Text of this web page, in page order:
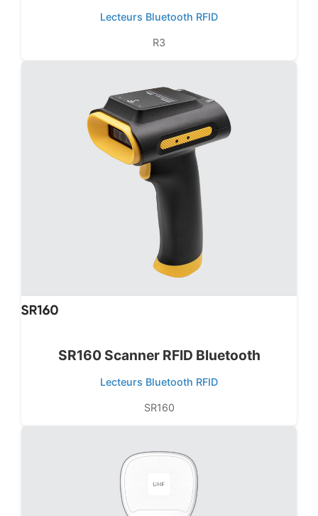
Lecteurs Bluetooth RFID
R3
SR160 Scanner RFID Bluetooth
Lecteurs Bluetooth RFID
SR160